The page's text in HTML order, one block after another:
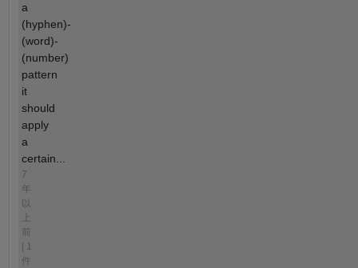
a
(hyphen)-
(word)-
(number)
pattern
it
should
apply
a
certain...
7
年
以
前
| 1
件